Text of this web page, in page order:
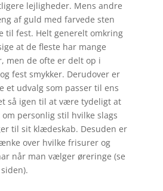
lejligheder. Mens andre
af guld med farvede sten
til fest. Helt generelt omkring
at de fleste har mange
men de ofte er delt op i
fest smykker. Derudover er
et udvalg som passer til ens
så igen til at være tydeligt at
personlig stil hvilke slags
til sit klædeskab. Desuden er
over hvilke frisurer og
når man vælger øreringe (se